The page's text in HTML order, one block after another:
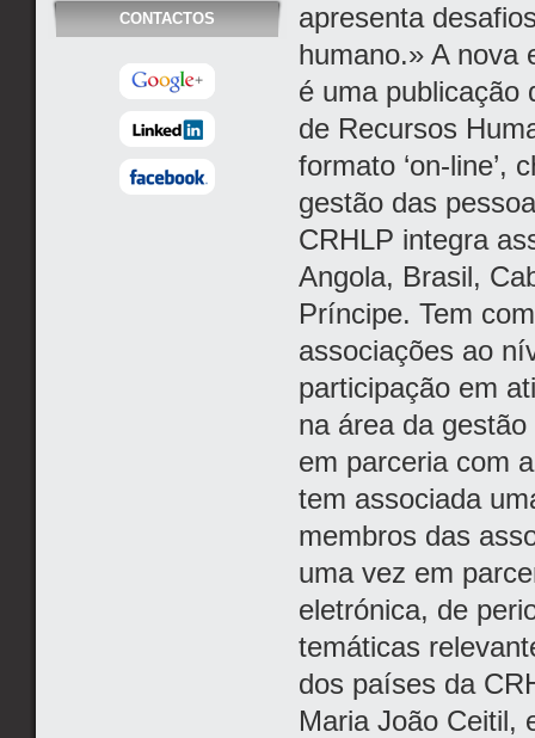
CONTACTOS
apresenta
humano.» A nova
é uma publicação
de Recursos
formato ‘on-line’,
gestão das
CRHLP integra
Angola, Brasil,
Príncipe. Tem
associações ao
participação em
na área da
em parceria com
tem associada
membros das
uma vez em
eletrónica, de
temáticas
dos países da
Maria João Ceitil,